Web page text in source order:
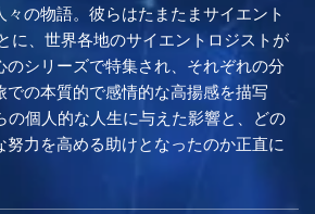
の物語。彼らはたまたまサイエント
に、世界各地のサイエントロジストが
のシリーズで特集され、それぞれの分
の本質的で感情的な高揚感を描写
の個人的な人生に与えた影響と、どの
努力を高める助けとなったのか正直に